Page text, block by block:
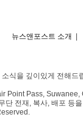
뉴스앤포스트 소개
식을 깊이있게 전해드
Point Pass, Suwanee,
단 전재, 복사, 배포 등